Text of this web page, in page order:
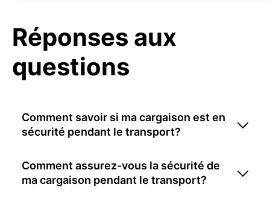
Réponses aux
questions
Comment savoir si ma cargaison est en
sécurité pendant le transport?
Comment assurez-vous la sécurité de
ma cargaison pendant le transport?